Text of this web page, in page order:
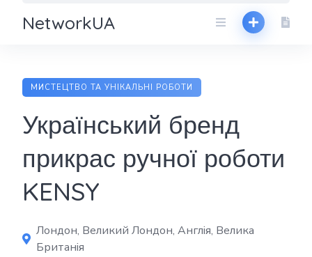
NetworkUA
МИСТЕЦТВО ТА УНІКАЛЬНІ РОБОТИ
Український бренд
прикрас ручної роботи
KENSY
Лондон, Великий Лондон, Англія, Велика
Британія